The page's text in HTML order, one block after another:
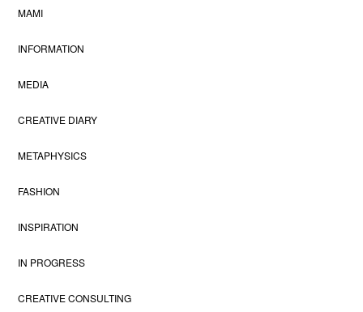
MAMI
INFORMATION
MEDIA
CREATIVE DIARY
METAPHYSICS
FASHION
INSPIRATION
IN PROGRESS
CREATIVE CONSULTING